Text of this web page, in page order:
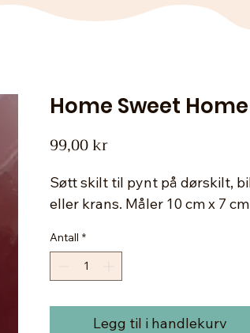
Home Sweet Home
99,00 krPris
Søtt skilt til pynt på dørskilt,
eller krans. Måler 10 cm x 7 cm
Antall *
Legg til i handlekurv